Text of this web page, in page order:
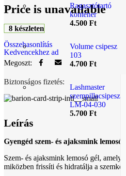
Ragasztótartó
konténer
4.500 Ft
Volume csipesz
103
4.700 Ft
Lashmaster
szempillacsipesz
LM-04-030
5.700 Ft
Price is unavailable
8 készleten
Összehasonlítás
Kedvencekhez ad
Megoszt:
Biztonságos fizetés:
Leírás
Gyengéd szem- és ajaksmink lemosó
Szem- és ajaksmink lemosó gél,
miközben frissíti és hidratálja a